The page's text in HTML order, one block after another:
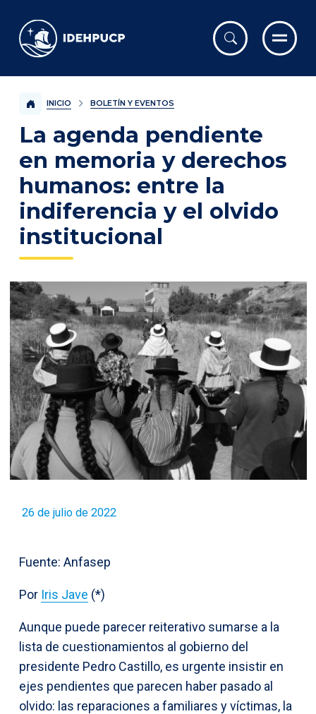
IDEHPUCP
INICIO BOLETÍN Y EVENTOS
La agenda pendiente
en memoria y derechos
humanos: entre la
indiferencia y el olvido
institucional
26 de julio de 2022
Fuente: Anfasep
Por Iris Jave (*)
Aunque puede parecer reiterativo sumarse a la
lista de cuestionamientos al gobierno del
presidente Pedro Castillo, es urgente insistir en
ejes pendientes que parecen haber pasado al
olvido: las reparaciones a familiares y víctimas, la